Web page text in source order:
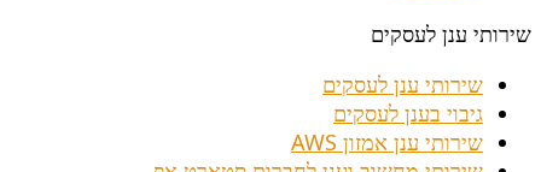
שירותי ענן לעסקים
שירותי ענן לעסקים
גיבוי בענן לעסקים
שירותי ענן אמזון AWS